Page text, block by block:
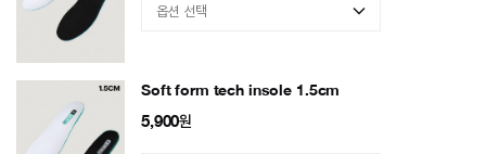
Soft form tech insole 1.5cm
5,900원